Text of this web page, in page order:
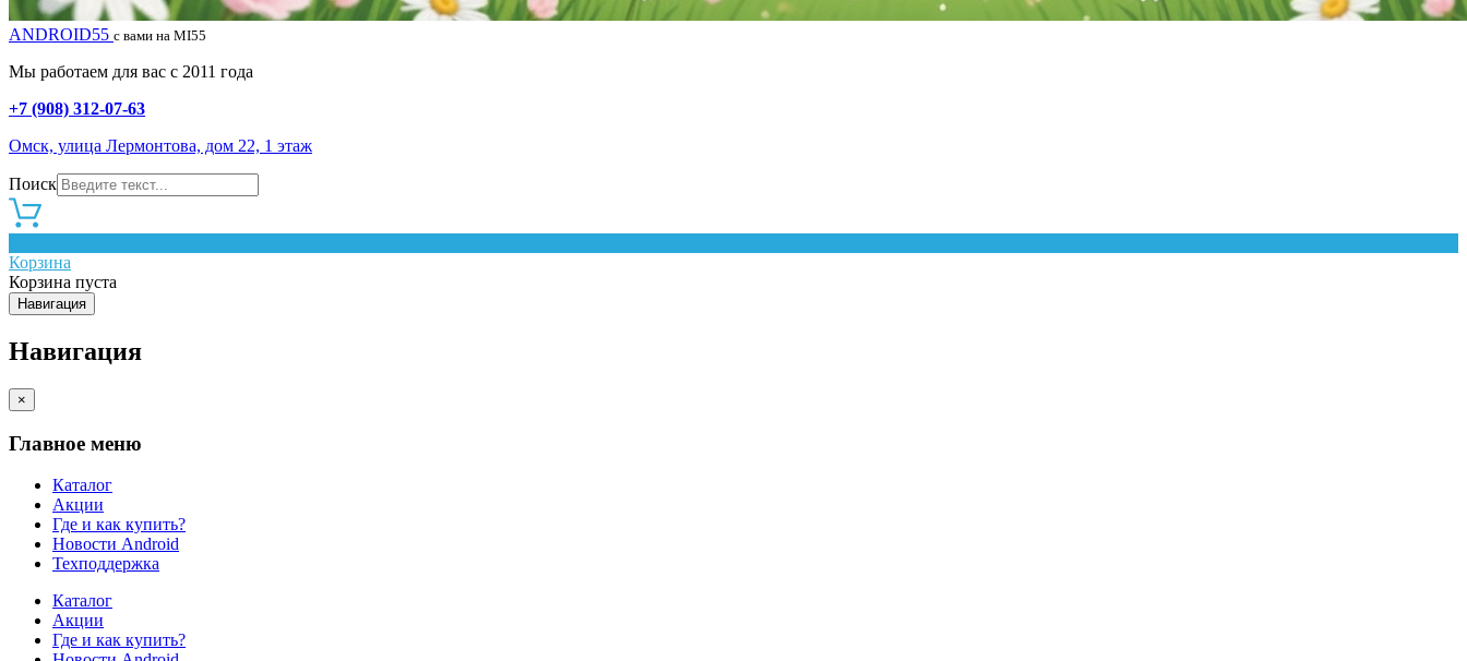
ANDROID55 с вами на MI55
Мы работаем для вас с 2011 года
+7 (908) 312-07-63
Омск, улица Лермонтова, дом 22, 1 этаж
Поиск
Корзина
Корзина пуста
Навигация
Навигация
×
Главное меню
Каталог
Акции
Где и как купить?
Новости Android
Техподдержка
Каталог
Акции
Где и как купить?